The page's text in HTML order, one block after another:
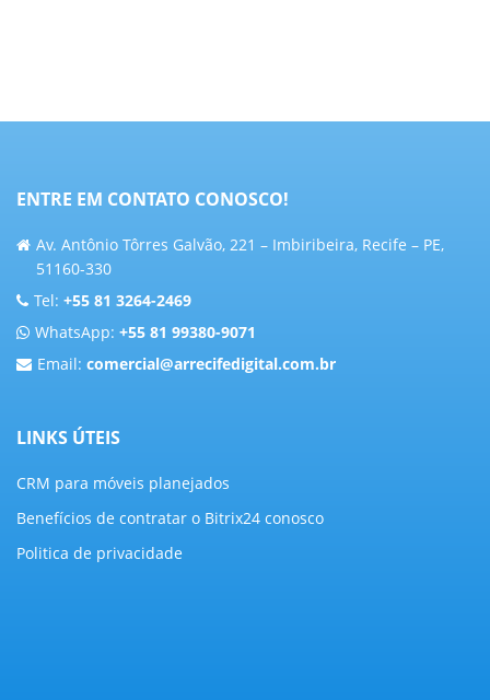
ENTRE EM CONTATO CONOSCO!
Av. Antônio Tôrres Galvão, 221 – Imbiribeira, Recife – PE,
51160-330
Tel: +55 81 3264-2469
WhatsApp: +55 81 99380-9071
Email: comercial@arrecifedigital.com.br
LINKS ÚTEIS
CRM para móveis planejados
Benefícios de contratar o Bitrix24 conosco
Politica de privacidade